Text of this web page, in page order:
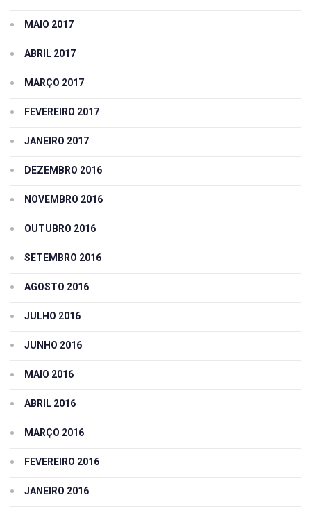
MAIO 2017
ABRIL 2017
MARÇO 2017
FEVEREIRO 2017
JANEIRO 2017
DEZEMBRO 2016
NOVEMBRO 2016
OUTUBRO 2016
SETEMBRO 2016
AGOSTO 2016
JULHO 2016
JUNHO 2016
MAIO 2016
ABRIL 2016
MARÇO 2016
FEVEREIRO 2016
JANEIRO 2016